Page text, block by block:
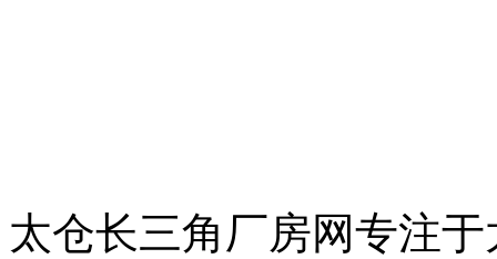
太仓长三角厂房网专注